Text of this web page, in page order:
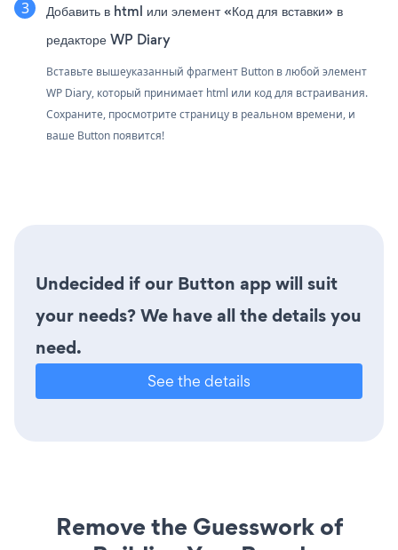
Добавить в html или элемент «Код для вставки» в
редакторе WP Diary
Вставьте вышеуказанный фрагмент Button в любой элемент
WP Diary, который принимает html или код для встраивания.
Сохраните, просмотрите страницу в реальном времени, и
ваше Button появится!
Undecided if our Button app will suit
your needs? We have all the details you
need.
See the details
Remove the Guesswork of